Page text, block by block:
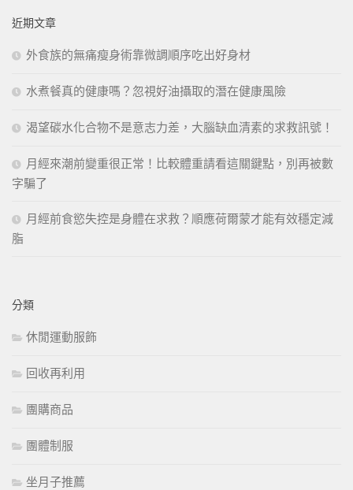
字:
近期文章
外食族的無痛瘦身術靠微調順序吃出好身材
水煮餐真的健康嗎？忽視好油攝取的潛在健康風險
渴望碳水化合物不是意志力差，大腦缺血清素的求救訊號！
月經來潮前變重很正常！比較體重請看這關鍵點，別再被數
字騙了
月經前食慾失控是身體在求救？順應荷爾蒙才能有效穩定減
脂
分類
休閒運動服飾
回收再利用
團購商品
團體制服
坐月子推薦